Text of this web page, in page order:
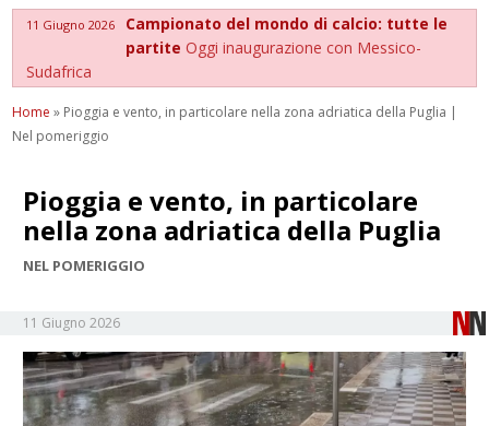
11 Giugno 2026
Campionato del mondo di calcio: tutte le
partiteOggi inaugurazione con Messico-
Sudafrica
Home » Pioggia e vento, in particolare nella zona adriatica della Puglia |
Nel pomeriggio
Pioggia e vento, in particolare
nella zona adriatica della Puglia
NEL POMERIGGIO
11 Giugno 2026